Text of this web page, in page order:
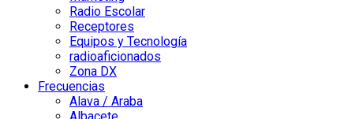
Radio Escolar
Receptores
Equipos y Tecnología
radioaficionados
Zona DX
Frecuencias
Alava / Araba